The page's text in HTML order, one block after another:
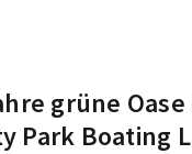
grüne
Park Boating